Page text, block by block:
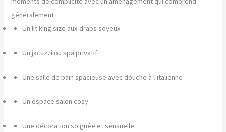
généralement :
Un lit king size aux draps soyeux
Un jacuzzi ou spa privatif
Une salle de bain spacieuse avec douche à l’italienne
Un espace salon cosy
Une décoration soignée et sensuelle